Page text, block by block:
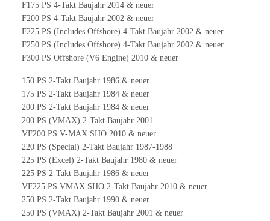
F175 PS 4-Takt Baujahr 2014 & neuer
F200 PS 4-Takt Baujahr 2002 & neuer
F225 PS (Includes Offshore) 4-Takt Baujahr 2002 & neuer
F250 PS (Includes Offshore) 4-Takt Baujahr 2002 & neuer
F300 PS Offshore (V6 Engine) 2010 & neuer
150 PS 2-Takt Baujahr 1986 & neuer
175 PS 2-Takt Baujahr 1984 & neuer
200 PS 2-Takt Baujahr 1984 & neuer
200 PS (VMAX) 2-Takt Baujahr 2001
VF200 PS V-MAX SHO 2010 & neuer
220 PS (Special) 2-Takt Baujahr 1987-1988
225 PS (Excel) 2-Takt Baujahr 1980 & neuer
225 PS 2-Takt Baujahr 1986 & neuer
VF225 PS VMAX SHO 2-Takt Baujahr 2010 & neuer
250 PS 2-Takt Baujahr 1990 & neuer
250 PS (VMAX) 2-Takt Baujahr 2001 & neuer